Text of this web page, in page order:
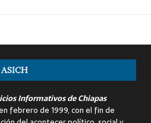
ASICH
Informativos de Chiapas
febrero de 1999, con el fin de